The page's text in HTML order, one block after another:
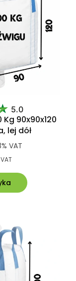
5.0
90x90x120
lej dół
VAT